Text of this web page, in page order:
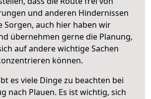
und anderen Hindernissen
Sorgen, auch hier haben wir
übernehmen gerne die Planung,
auf andere wichtige Sachen
können.
es viele Dinge zu beachten bei
nach Plauen. Es ist wichtig, sich